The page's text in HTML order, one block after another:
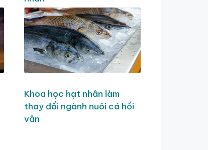
Khoa học hạt nhân làm
thay đổi ngành nuôi cá hồi
vân